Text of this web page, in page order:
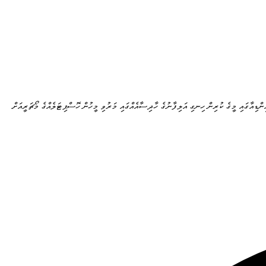
މީގެ ކުރިން ހިނގި އަލިފާނުގެ ހާދިސާއެއްގައި މަރުވި މީހުން ހޮސްޕިޓަލެއްގެ މޯޗަރީއަށް